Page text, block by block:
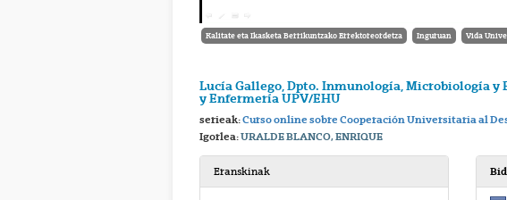
Kalitate eta Ikasketa Berrikuntzako Errektoreordetza Inguruan Vida
Lucía Gallego, Dpto. Inmunología, Microbiología y
y Enfermería UPV/EHU
serieak:Curso online sobre Cooperación Universitaria al
Igorlea:URALDE BLANCO, ENRIQUE
Eranskinak